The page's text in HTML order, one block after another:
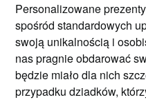
Personalizowane
spośród standardowych
swoją unikalnością i
nas pragnie obdarować
będzie miało dla nich
przypadku dziadków,